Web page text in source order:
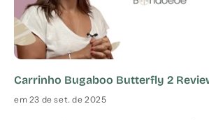
Carrinho Bugaboo Butterfly 2
em 23 de set. de 2025